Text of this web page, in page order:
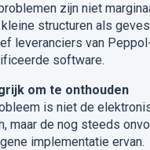
zijn niet
structuren als
leveranciers van
software.
om te onthouden
is niet de
maar de nog steeds
implementatie ervan.